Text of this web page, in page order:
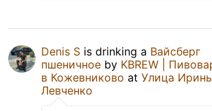
Denis S is drinking a Вайсберг
пшеничное by KBREW |
в Кожевниково at Улица
Левченко